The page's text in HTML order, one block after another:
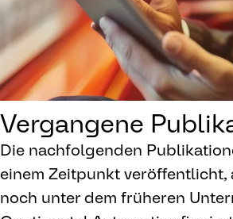
Vergangene
Die nachfolgenden
einem Zeitpunkt veröffentlicht,
noch unter dem früheren